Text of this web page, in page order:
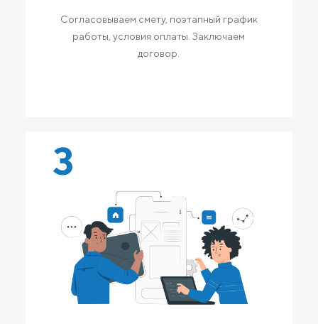
Согласовываем смету, поэтапный график
работы, условия оплаты. Заключаем
договор.
3